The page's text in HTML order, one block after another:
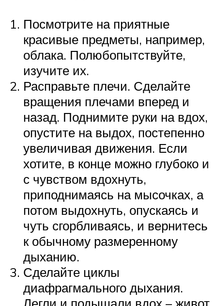
Посмотрите на приятные
красивые предметы, например,
облака. Полюбопытствуйте,
изучите их.
Расправьте плечи. Сделайте
вращения плечами вперед и
назад. Поднимите руки на вдох,
опустите на выдох, постепенно
увеличивая движения. Если
хотите, в конце можно глубоко и
с чувством вдохнуть,
приподнимаясь на мысочках, а
потом выдохнуть, опускаясь и
чуть сгорбливаясь, и вернитесь
к обычному размеренному
дыханию.
Сделайте циклы
диафрагмального дыхания.